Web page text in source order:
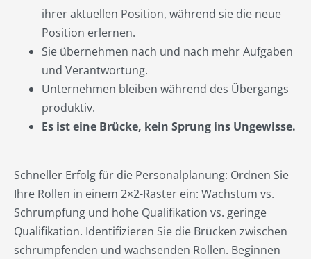
ihrer aktuellen Position, während sie die neue
Position erlernen.
Sie übernehmen nach und nach mehr Aufgaben
und Verantwortung.
Unternehmen bleiben während des Übergangs
produktiv.
Es ist eine Brücke, kein Sprung ins Ungewisse.
Schneller Erfolg für die Personalplanung: Ordnen Sie
Ihre Rollen in einem 2×2-Raster ein: Wachstum vs.
Schrumpfung und hohe Qualifikation vs. geringe
Qualifikation. Identifizieren Sie die Brücken zwischen
schrumpfenden und wachsenden Rollen. Beginnen